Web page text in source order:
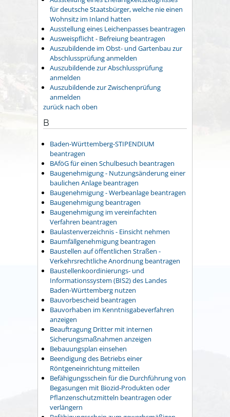
für deutsche Staatsbürger, welche nie einen
Wohnsitz im Inland hatten
Ausstellung eines Leichenpasses beantragen
Ausweispflicht - Befreiung beantragen
Auszubildende im Obst- und Gartenbau zur
Abschlussprüfung anmelden
Auszubildende zur Abschlussprüfung
anmelden
Auszubildende zur Zwischenprüfung
anmelden
zurück nach oben
B
Baden-Württemberg-STIPENDIUM
beantragen
BAföG für einen Schulbesuch beantragen
Baugenehmigung - Nutzungsänderung einer
baulichen Anlage beantragen
Baugenehmigung - Werbeanlage beantragen
Baugenehmigung beantragen
Baugenehmigung im vereinfachten
Verfahren beantragen
Baulastenverzeichnis - Einsicht nehmen
Baumfällgenehmigung beantragen
Baustellen auf öffentlichen Straßen -
Verkehrsrechtliche Anordnung beantragen
Baustellenkoordinierungs- und
Informationssystem (BIS2) des Landes
Baden-Württemberg nutzen
Bauvorbescheid beantragen
Bauvorhaben im Kenntnisgabeverfahren
anzeigen
Beauftragung Dritter mit internen
Sicherungsmaßnahmen anzeigen
Bebauungsplan einsehen
Beendigung des Betriebs einer
Röntgeneinrichtung mitteilen
Befähigungsschein für die Durchführung von
Begasungen mit Biozid-Produkten oder
Pflanzenschutzmitteln beantragen oder
verlängern